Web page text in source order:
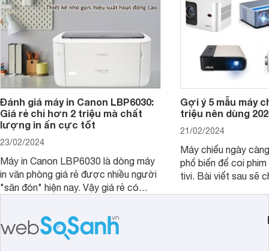
Đánh giá máy in Canon LBP6030:
Giá rẻ chỉ hơn 2 triệu mà chất
lượng in ấn cực tốt
23/02/2024
Máy in Canon LBP6030 là dòng máy
in văn phòng giá rẻ được nhiều người
"săn đón" hiện nay. Vậy giá rẻ có
không, bài viết đánh giá máy in Canon
LBP6030 dưới đây sẽ giúp bạn hiểu
Gợi ý 5 mẫu máy
triệu nên dùng
21/02/2024
Máy chiếu ngày
phổ biến để coi
tivi. Bài viết sau sẽ chia sẻ cho bạn 5